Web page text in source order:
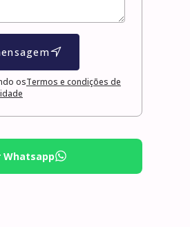
osTermos e condições de
Whatsapp